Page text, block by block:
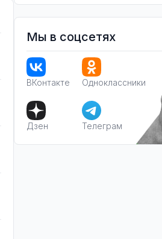
Мы в соцсетях
ВКонтакте Одноклассники
Дзен Телеграм